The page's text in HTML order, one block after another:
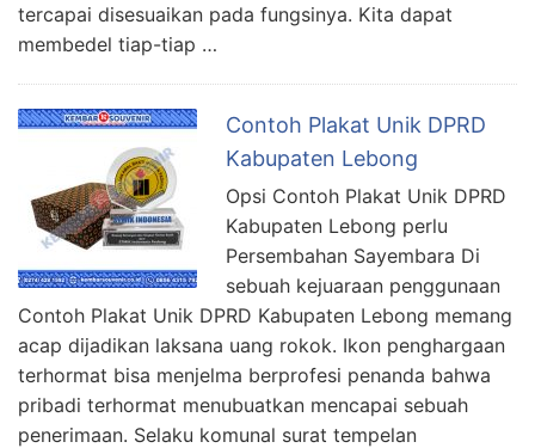
tercapai disesuaikan pada fungsinya. Kita dapat
membedel tiap-tiap …
Contoh Plakat Unik DPRD
Kabupaten Lebong
Opsi Contoh Plakat Unik DPRD
Kabupaten Lebong perlu
Persembahan Sayembara Di
sebuah kejuaraan penggunaan
Contoh Plakat Unik DPRD Kabupaten Lebong memang
acap dijadikan laksana uang rokok. Ikon penghargaan
terhormat bisa menjelma berprofesi penanda bahwa
pribadi terhormat menubuatkan mencapai sebuah
penerimaan. Selaku komunal surat tempelan